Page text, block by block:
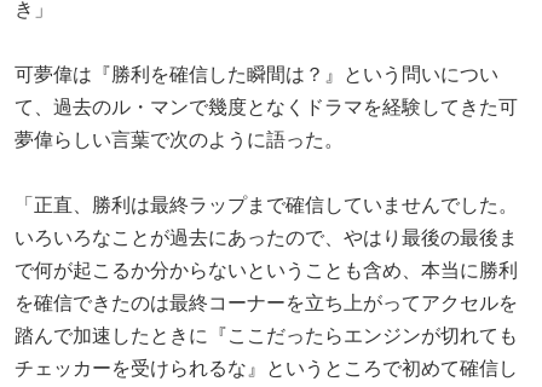
き」
可夢偉は『勝利を確信した瞬間は？』という問いについ
て、過去のル・マンで幾度となくドラマを経験してきた可
夢偉らしい言葉で次のように語った。
「正直、勝利は最終ラップまで確信していませんでした。
いろいろなことが過去にあったので、やはり最後の最後ま
で何が起こるか分からないということも含め、本当に勝利
を確信できたのは最終コーナーを立ち上がってアクセルを
踏んで加速したときに『ここだったらエンジンが切れても
チェッカーを受けられるな』というところで初めて確信し